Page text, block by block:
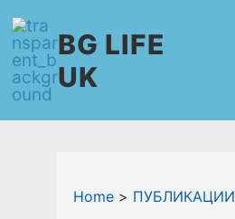
Skip
to
content
BG LIFE
UK
Home ПУБЛИКАЦИИ